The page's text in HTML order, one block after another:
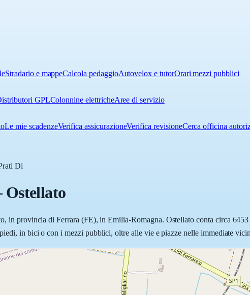
Stradario e mappeCalcola pedaggioAutovelox e tutorOrari mezzi pubblici
GPLColonnine elettricheAree di servizio
Le mie scadenzeVerifica assicurazioneVerifica revisioneCerca officina
Di
Ostellato
in provincia di Ferrara (FE), in Emilia-Romagna. Ostellato conta circa
in bici o con i mezzi pubblici, oltre alle vie e piazze nelle immediate